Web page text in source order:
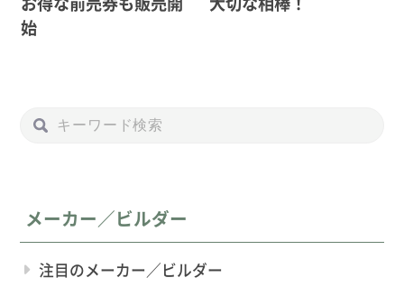
始
メーカー／ビルダー
注目のメーカー／ビルダー